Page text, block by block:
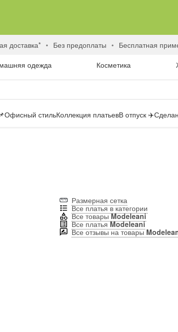
доставка* без предоплаты бесплатная
одежда Косметика
Офисный стильКоллекция платьевВ отпуск ✈️
Размерная сетка
Все платья в категории
Все товарыModeleani
Все платьяModeleani
Все отзывы на товары